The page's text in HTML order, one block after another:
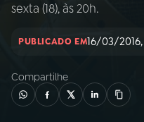
INÍCIO
02A RÁDIO
sexta (18), às 20h.
PUBLICADO EM16/03/2016,
Compartilhe